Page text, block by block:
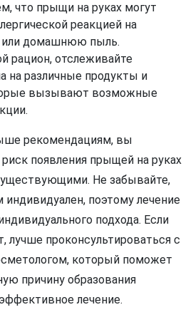
что прыщи на руках могут
реакцией на
или домашнюю пыль.
рацион, отслеживайте
на различные продукты и
вызывают возможные
рекомендациям, вы
появления прыщей на руках
Не забывайте,
поэтому лечение
подхода. Если
лучше проконсультироваться с
который поможет
причину образования
лечение.